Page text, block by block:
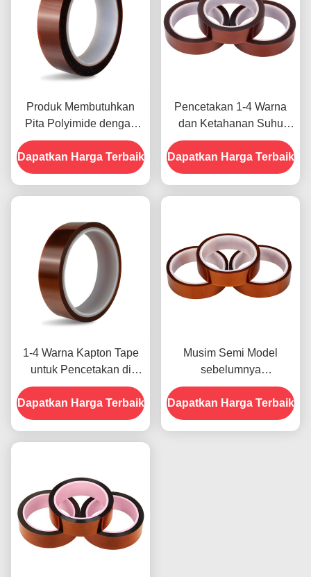
Produk Membutuhkan
Pita Polyimide dengan
Resistensi Tegangan
1000V
Dapatkan Harga Terbaik
Pencetakan 1-4 Warna
dan Ketahanan Suhu
-10C-80C Metode
Pembayaran Kartu Kredit
untuk Model Sebelumnya
Dapatkan Harga Terbaik
1-4 Warna Kapton Tape
untuk Pencetakan di
Bagian Depan
Dapatkan Harga Terbaik
Musim Semi Model
sebelumnya
menampilkan Ketahanan
Terhadap Kelembaban
dan Kekuatan Kupas
Dapatkan Harga Terbaik